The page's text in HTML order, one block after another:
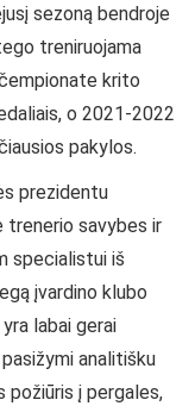
sezoną bendroje
treniruojama
krito
o 2021-2022
pakylos.
prezidentu
trenerio savybes ir
specialistui iš
įvardino klubo
labai gerai
analitišku
požiūris į pergales,